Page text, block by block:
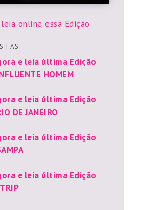
online essa Edição
T A S
e leia última Edição
HOMEM
e leia última Edição
DE JANEIRO
e leia última Edição
e leia última Edição